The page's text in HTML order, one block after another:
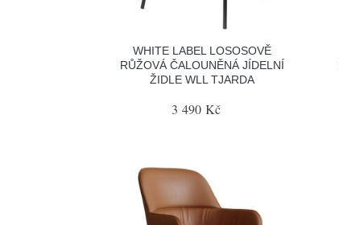
WHITE LABEL LOSOSOVĚ
RŮŽOVÁ ČALOUNĚNÁ JÍDELNÍ
ŽIDLE WLL TJARDA
3 490 Kč